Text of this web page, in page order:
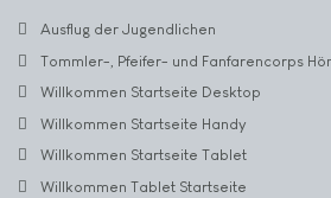
Ausflug der Jugendlichen
Tommler-, Pfeifer- und Fanfarencorps
Willkommen Startseite Desktop
Willkommen Startseite Handy
Willkommen Startseite Tablet
Willkommen Tablet Startseite